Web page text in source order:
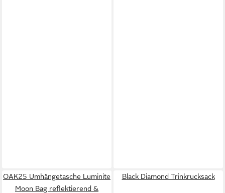
OAK25 Umhängetasche Luminite
Moon Bag reflektierend &
Black Diamond Trinkrucksack